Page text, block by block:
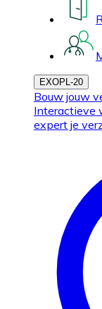
EXOPL-20
Bouw jouw
Interactieve
expert je